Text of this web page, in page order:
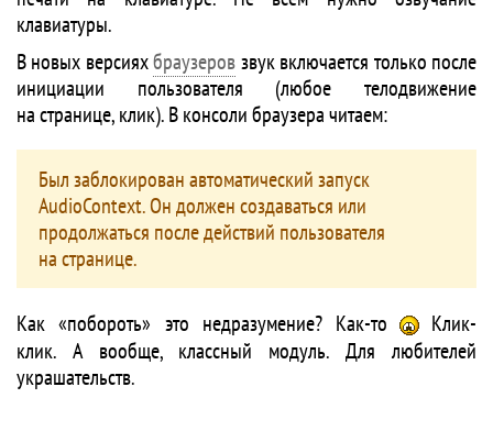
клавиатуры.
В новых версияхбраузеровзвук включается только после
инициации пользователя (любое телодвижение
на странице, клик). В консоли браузера читаем:
Был заблокирован автоматический запуск
AudioContext. Он должен создаваться или
продолжаться после действий пользователя
на странице.
Как «побороть» это недразумение? Как-то
Клик-
клик. А вообще, классный модуль. Для любителей
украшательств.